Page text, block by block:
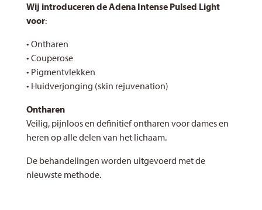
Wij introduceren de Adena Intense Pulsed Light
voor:
• Ontharen
• Couperose
• Pigmentvlekken
• Huidverjonging (skin rejuvenation)
Ontharen
Veilig, pijnloos en definitief ontharen voor dames en
heren op alle delen van het lichaam.
De behandelingen worden uitgevoerd met de
nieuwste methode.